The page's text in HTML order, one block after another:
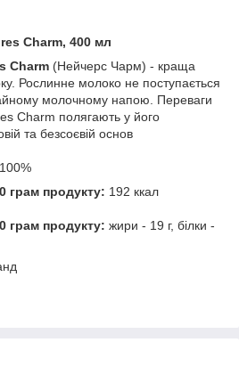
Charm, 400 мл
Charm (Нейчерс Чарм) - краща
Рослинне молоко не поступається
молочному напою. Переваги
Charm полягають у його
та безсоєвій основ
грам продукту: 192 ккал
грам продукту: жири - 19 г, білки -